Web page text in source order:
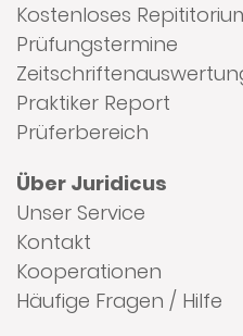
Kostenloses
Prüfungstermine
Praktiker Report
Prüferbereich
Über Juridicus
Unser Service
Kontakt
Kooperationen
Häufige Fragen / Hilfe